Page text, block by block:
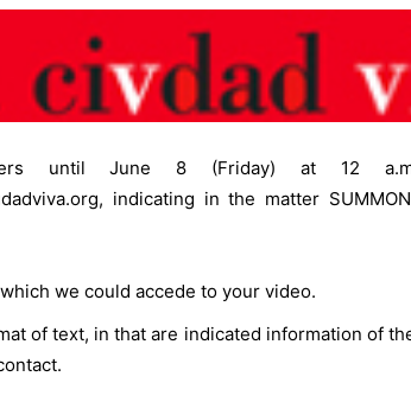
until June 8 (Friday) at 12
indicating in the matter
we could accede to your video.
of text, in that are indicated information of